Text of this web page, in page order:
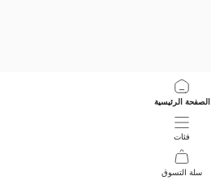
الصفحة الرئيسية
فئات
سلة التسوق